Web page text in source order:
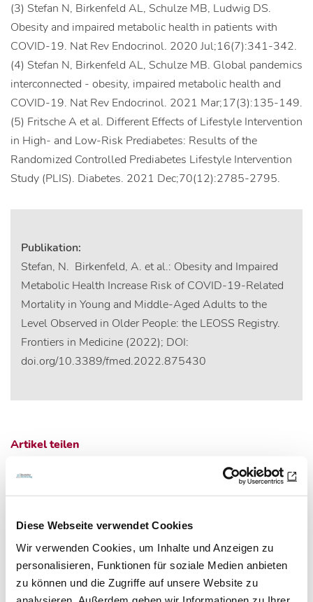
Diese Webseite verwendet Cookies
Wir verwenden Cookies, um Inhalte und Anzeigen zu
personalisieren, Funktionen für soziale Medien anbieten
zu können und die Zugriffe auf unsere Website zu
(3) Stefan N, Birkenfeld AL, Schulze MB, Ludwig DS.
Obesity and impaired metabolic health in patients with
COVID-19. Nat Rev Endocrinol. 2020 Jul;16(7):341-342.
(4) Stefan N, Birkenfeld AL, Schulze MB. Global pandemics
interconnected - obesity, impaired metabolic health and
COVID-19. Nat Rev Endocrinol. 2021 Mar;17(3):135-149.
(5) Fritsche A et al. Different Effects of Lifestyle Intervention
in High- and Low-Risk Prediabetes: Results of the
Randomized Controlled Prediabetes Lifestyle Intervention
Study (PLIS). Diabetes. 2021 Dec;70(12):2785-2795.
Publikation:
Stefan, N. Birkenfeld, A. et al.: Obesity and Impaired
Metabolic Health Increase Risk of COVID-19-Related
Mortality in Young and Middle-Aged Adults to the
Level Observed in Older People: the LEOSS Registry.
Frontiers in Medicine (2022); DOI:
doi.org/10.3389/fmed.2022.875430
Artikel teilen
Zur Übersicht